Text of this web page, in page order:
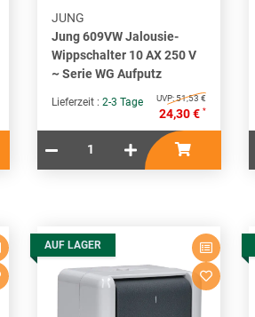
JUNG
Jung 609VW Jalousie-
Wippschalter 10 AX 250 V
~ Serie WG Aufputz
Lieferzeit : 2-3 Tage UVP: 51,53 €
24,30 € *
AUF LAGER